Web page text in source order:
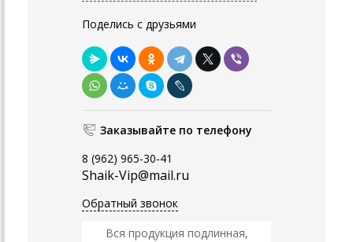
Поделись с друзьями
Заказывайте по телефону
8 (962) 965-30-41
Shaik-Vip@mail.ru
Обратный звонок
Вся продукция подлинная,